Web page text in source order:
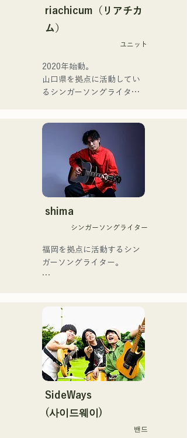
2025년 6월 25일에 신곡
「세계는 사랑이야」를 릴리
스.
務める。
デルやタレントとしても活
躍中。世界的有名なオーデ
ゴットタレント」で日本人
の芸人史上初のゴールデン
ブザーを獲得し、その後ス
もゴールデンブザーを獲得
した、ノボせもんなべの応
援歌「ゴールデンブザー」
や、アメリカ留学時代の心
友とコライトした本格的カ
ントリーソング「Life Goes
それらの楽曲を揃えた自身
初のフルアルバム「ONE
2025.12.31にリリースし、
iTunesカントリーアルバム
て」、FBS「福岡く
ん。」、「発見らくちゃ
く！」やFUKUOKA
STREET PARTY、
Hannibal Halloween Music
Festival ,sunset live2019、
鷹祭Summer Boostイベン
トステージにも出演。MCと
してはRugby World
cup2019 Public viewing、競
riachicum（リアチカ
ム）
ユニット
2020年始動。
山口県を拠点に活動してい
るシンガーソングライター
ユニット
コロナ禍に入り、音楽で山
口県を盛り上げたいという
思いからユニットを始動。
当初は動画配信サイトでの
活動のみだったが、2020年
12月より、山口県の地元イ
地元音楽イベントやライブ
ハウスを中心にパフォーマ
ンスをしている。
shima
シンガーソングライター
福岡を拠点に活動するシン
ガーソングライター。
ードの繊細さを併せ持つ楽
曲を届けている。
コンセプトは、「等身大の
ままで。僕とあなたのため
の音楽を。」気持ちが落ち
まう時こそ聴いてほしい。
自分自身も迷いや葛藤を抱
SideWays
(사이드웨이)
밴드